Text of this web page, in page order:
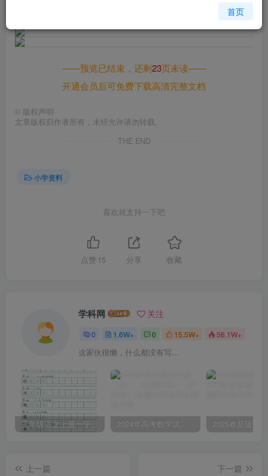
——预览已结束，还剩23页未读——
开通会员后可免费下载高清完整文档
© 版权声明
文章版权归作者所有，未经允许请勿转载。
THE END
小学资料
喜欢就支持一下吧
点赞 15 分享 收藏
学科网 关注
0 1.6W+ 0 15.5W+ 56.1W+
这家伙很懒，什么都没有写...
三年级语文上册一字三描红写字表字帖 2024年高考数学试卷（文）（全国甲卷）（空白卷）
上一篇
下一篇
首页